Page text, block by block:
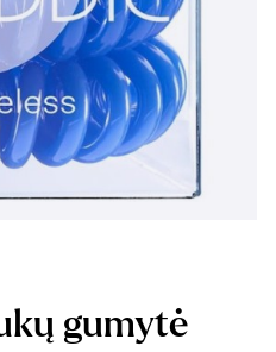
gumytė